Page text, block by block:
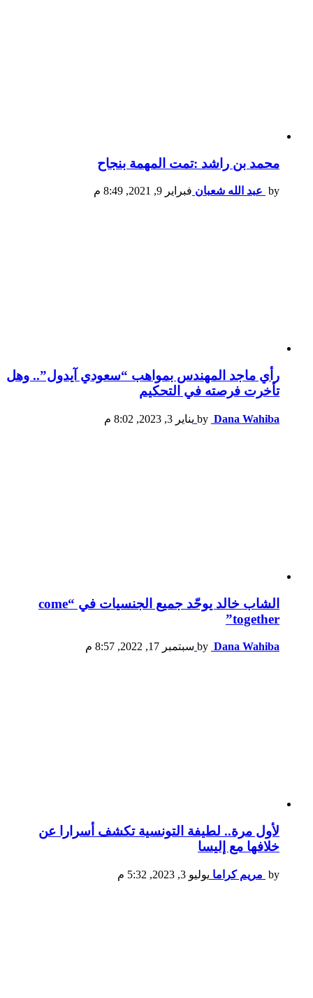
محمد بن راشد :تمت المهمة بنجاح
by عبد الله شعبان فبراير 9, 2021, 8:49 م
رأي ماجد المهندس بمواهب “سعودي آيدول”.. وهل
تأخرت فرصته في التحكيم
by Dana Wahiba يناير 3, 2023, 8:02 م
الشاب خالد يوحّد جميع الجنسيات في “come
together”
by Dana Wahiba سبتمبر 17, 2022, 8:57 م
لأول مرة.. لطيفة التونسية تكشف أسرارا عن
خلافها مع إليسا
by مريم كراما يوليو 3, 2023, 5:32 م